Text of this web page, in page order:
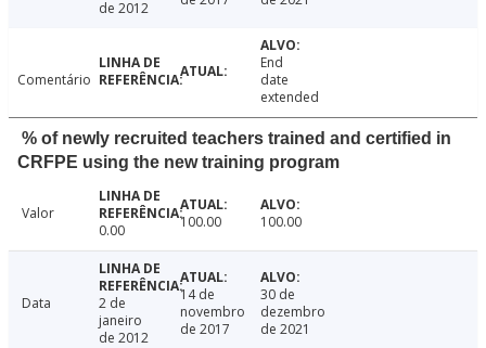
de 2012
Comentário
End
date
extended
% of newly recruited teachers trained and certified in
CRFPE using the new training program
Valor
0.00
100.00 100.00
Data
2 de
janeiro
de 2012
14 de
novembro
de 2017
30 de
dezembro
de 2021